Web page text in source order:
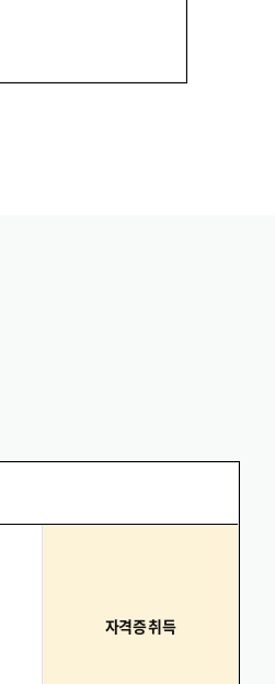
자격증 취득